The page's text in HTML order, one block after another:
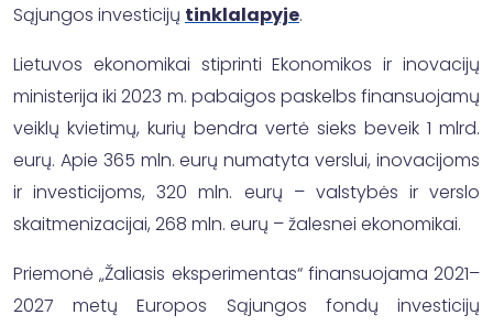
Sąjungos investicijų tinklalapyje.
Lietuvos ekonomikai stiprinti Ekonomikos ir inovacijų
ministerija iki 2023 m. pabaigos paskelbs finansuojamų
veiklų kvietimų, kurių bendra vertė sieks beveik 1 mlrd.
eurų. Apie 365 mln. eurų numatyta verslui, inovacijoms
ir investicijoms, 320 mln. eurų – valstybės ir verslo
skaitmenizacijai, 268 mln. eurų – žalesnei ekonomikai.
Priemonė „Žaliasis eksperimentas“ finansuojama 2021–
2027 metų Europos Sąjungos fondų investicijų